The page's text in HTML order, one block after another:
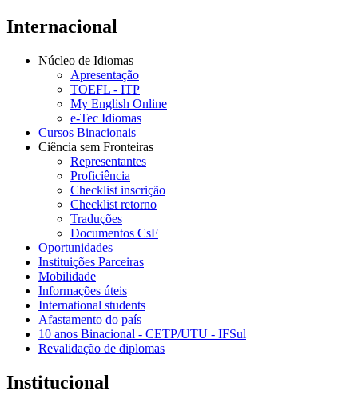
Internacional
Núcleo de Idiomas
Apresentação
TOEFL - ITP
My English Online
e-Tec Idiomas
Cursos Binacionais
Ciência sem Fronteiras
Representantes
Proficiência
Checklist inscrição
Checklist retorno
Traduções
Documentos CsF
Oportunidades
Instituições Parceiras
Mobilidade
Informações úteis
International students
Afastamento do país
10 anos Binacional - CETP/UTU - IFSul
Revalidação de diplomas
Institucional